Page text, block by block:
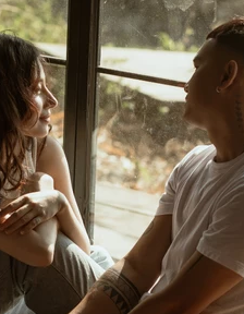
dāvanu karti